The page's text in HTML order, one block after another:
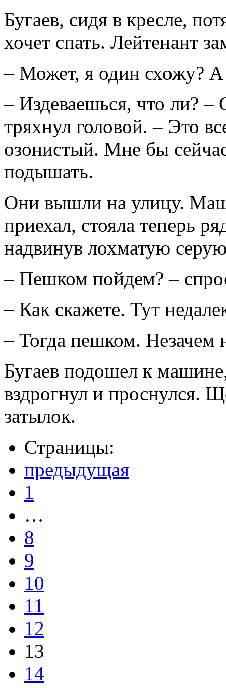
Бугаев, сидя в кресле,
хочет спать. Лейтенант
– Может, я один схожу? А
– Издеваешься, что ли? –
тряхнул головой. – Это
озонистый. Мне бы
подышать.
Они вышли на улицу.
приехал, стояла теперь
надвинув лохматую серую
– Пешком пойдем? –
– Как скажете. Тут
– Тогда пешком. Незачем
Бугаев подошел к
вздрогнул и проснулся.
затылок.
Страницы:
предыдущая
1
…
8
9
10
11
12
13
14